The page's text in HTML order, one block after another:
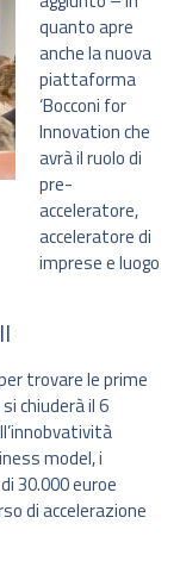
quanto apre
anche la nuova
piattaforma
‘Bocconi for
Innovation che
avrà il ruolo di
pre-
acceleratore,
acceleratore di
imprese e luogo
trovare le prime
chiuderà il 6
model, i
30.000 euroe
di accelerazione